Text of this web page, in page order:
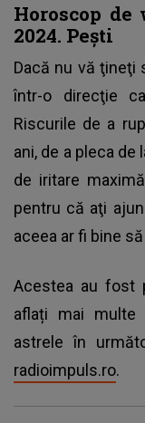
Horoscop de
2024. Pești
Dacă nu vă ţineţi
într-o direcţie
Riscurile de a
ani, de a pleca
de iritare
pentru că aţi
aceea ar fi bine
Acestea au fost
aflați mai
astrele în
radioimpuls.ro.